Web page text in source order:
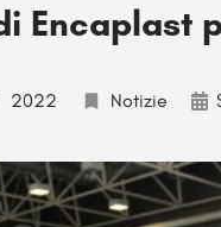
Encaplast
2022 Notizie